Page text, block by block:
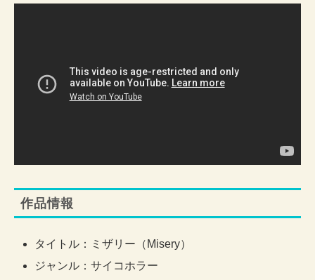
作品情報
タイトル：ミザリー（Misery）
ジャンル：サイコホラー